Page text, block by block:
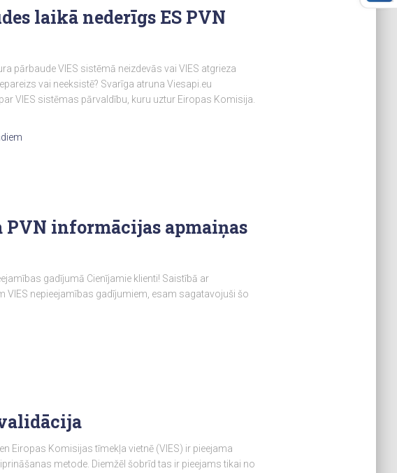
laikā nederīgs ES PVN
pārbaude VIES sistēmā neizdevās vai VIES atgrieza
vai neeksistē? Svarīga atruna Viesapi.eu
VIES sistēmas pārvaldību, kuru uztur Eiropas Komisija.
PVN informācijas apmaiņas
gadījumā Cienījamie klienti! Saistībā ar
nepieejamības gadījumiem, esam sagatavojuši šo
Eiropas Komisijas tīmekļa vietnē (VIES) ir pieejama
metode. Diemžēl šobrīd tas ir pieejams tikai no